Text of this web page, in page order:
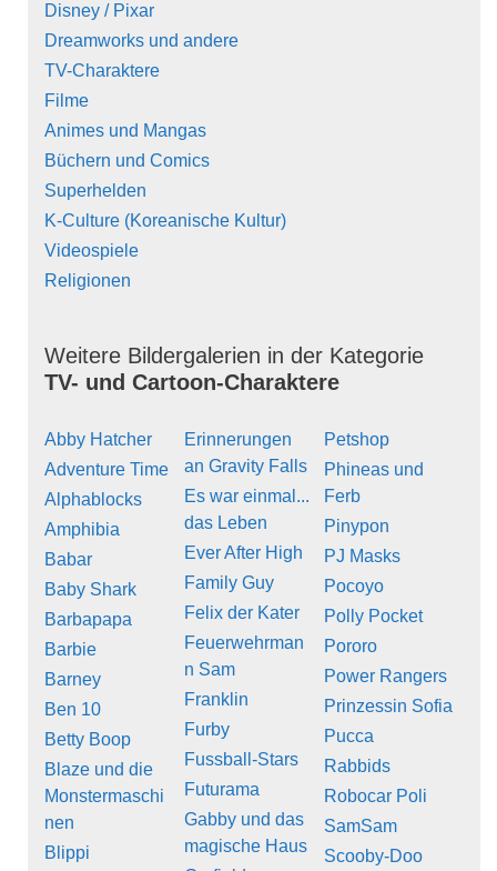
Disney / Pixar
Dreamworks und andere
TV-Charaktere
Filme
Animes und Mangas
Büchern und Comics
Superhelden
K-Culture (Koreanische Kultur)
Videospiele
Religionen
Weitere Bildergalerien in der Kategorie
TV- und Cartoon-Charaktere
Abby Hatcher
Adventure Time
Alphablocks
Amphibia
Babar
Baby Shark
Barbapapa
Barbie
Barney
Ben 10
Betty Boop
Blaze und die
Monstermaschi
nen
Blippi
Erinnerungen
an Gravity Falls
Es war einmal...
das Leben
Ever After High
Family Guy
Felix der Kater
Feuerwehrman
n Sam
Franklin
Furby
Fussball-Stars
Futurama
Gabby und das
magische Haus
Petshop
Phineas und
Ferb
Pinypon
PJ Masks
Pocoyo
Polly Pocket
Pororo
Power Rangers
Prinzessin Sofia
Pucca
Rabbids
Robocar Poli
SamSam
Scooby-Doo